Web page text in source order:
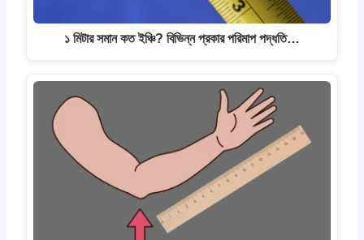
১ মিটার সমান কত ইঞ্চি? বিভিন্ন প্রকার পরিমাপ পদ্ধতি…